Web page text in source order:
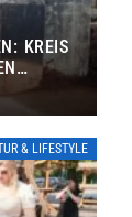
KREIS
& LIFESTYLE